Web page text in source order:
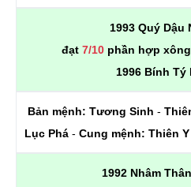
1993 Quý Dậu
đạt 7/10phần hợp
1996 Bính Tý
Bản mệnh: Tương Sinh -
Lục Phá - Cung mệnh: Thiên Y
1992 Nhâm